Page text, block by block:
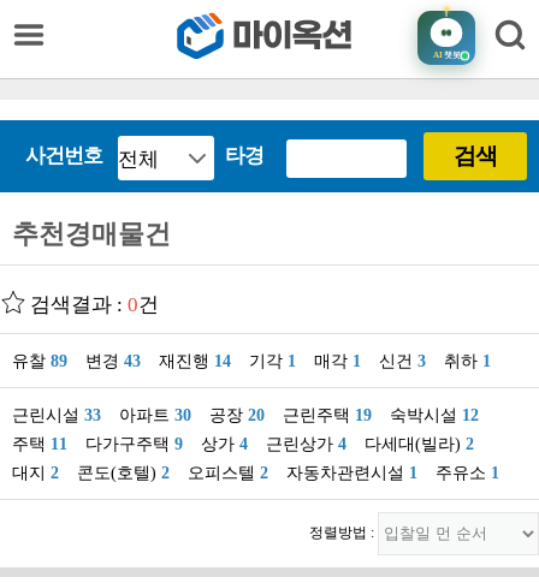
AI챗봇
사건번호 타경 검색
추천경매물건
검색결과 : 0건
유찰 89 변경 43 재진행 14 기각 1 매각 1 신건 3 취하 1
근린시설 33 아파트 30 공장 20 근린주택 19 숙박시설 12
주택 11 다가구주택 9 상가 4 근린상가 4 다세대(빌라) 2
대지 2 콘도(호텔) 2 오피스텔 2 자동차관련시설 1 주유소 1
정렬방법 :